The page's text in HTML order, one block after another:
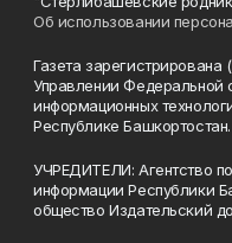
Об использовании
Газета зарегистрирована
Управлении Федеральной
информационных
Республике Башкортостан.
УЧРЕДИТЕЛИ: Агентство
информации Республики
общество Издательский